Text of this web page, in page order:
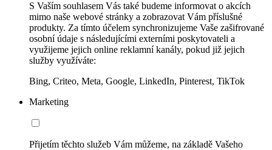
S Vaším souhlasem Vás také budeme informovat o akcích
mimo naše webové stránky a zobrazovat Vám příslušné
produkty. Za tímto účelem synchronizujeme Vaše zašifrované
osobní údaje s následujícími externími poskytovateli a
využijeme jejich online reklamní kanály, pokud již jejich
služby využíváte:
Bing, Criteo, Meta, Google, LinkedIn, Pinterest, TikTok
Marketing
Přijetím těchto služeb Vám můžeme, na základě Vašeho